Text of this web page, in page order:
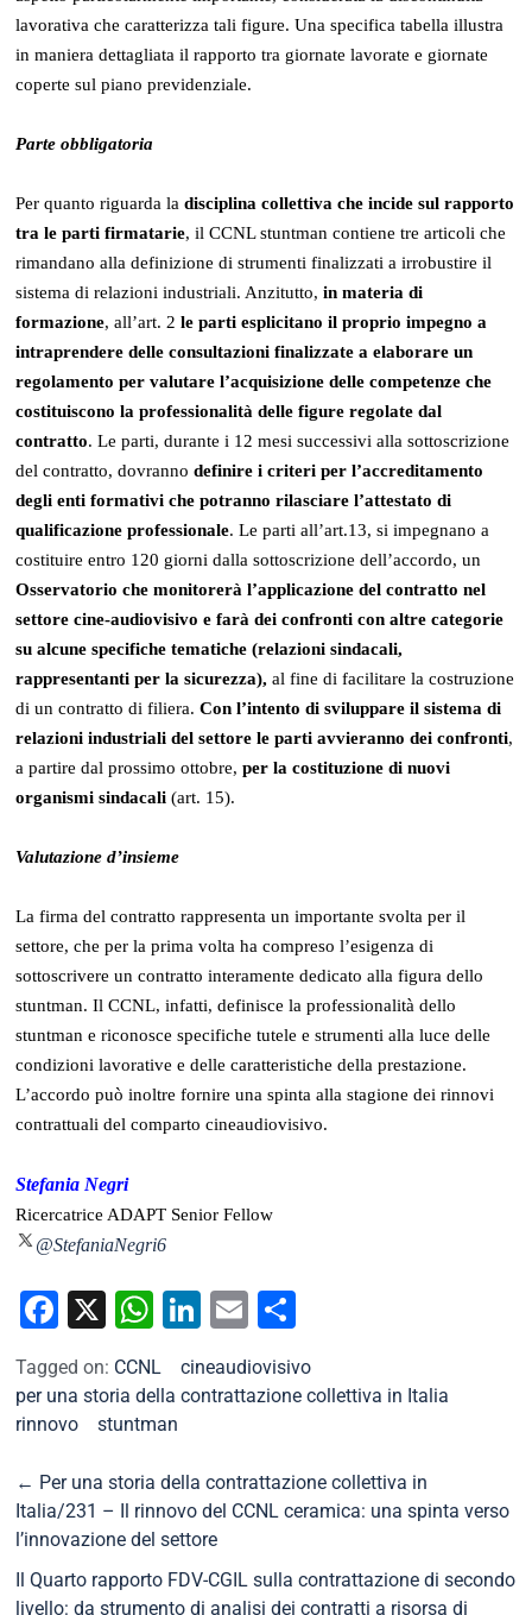
lavorativa che caratterizza tali figure. Una specifica tabella illustra
in maniera dettagliata il rapporto tra giornate lavorate e giornate
coperte sul piano previdenziale.
Parte obbligatoria
Per quanto riguarda ladisciplina collettiva che incide sul rapporto
tra le parti firmatarie, il CCNL stuntman contiene tre articoli che
rimandano alla definizione di strumenti finalizzati a irrobustire il
sistema di relazioni industriali. Anzitutto,in materia di
formazione, all’art. 2le parti esplicitano il proprio impegno a
intraprendere delle consultazioni finalizzate a elaborare un
regolamento per valutare l’acquisizione delle competenze che
costituiscono la professionalità delle figure regolate dal
contratto. Le parti, durante i 12 mesi successivi alla sottoscrizione
del contratto, dovrannodefinire i criteri per l’accreditamento
degli enti formativi che potranno rilasciare l’attestato di
qualificazione professionale. Le parti all’art.13, si impegnano a
costituire entro 120 giorni dalla sottoscrizione dell’accordo, un
Osservatorio che monitorerà l’applicazione del contratto nel
settore cine-audiovisivo e farà dei confronti con altre categorie
su alcune specifiche tematiche (relazioni sindacali,
rappresentanti per la sicurezza), al fine di facilitare la costruzione
di un contratto di filiera.Con l’intento di sviluppare il sistema di
relazioni industriali del settore le parti avvieranno dei confronti,
a partire dal prossimo ottobre,per la costituzione di nuovi
organismi sindacali (art. 15).
Valutazione d’insieme
La firma del contratto rappresenta un importante svolta per il
settore, che per la prima volta ha compreso l’esigenza di
sottoscrivere un contratto interamente dedicato alla figura dello
stuntman. Il CCNL, infatti, definisce la professionalità dello
stuntman e riconosce specifiche tutele e strumenti alla luce delle
condizioni lavorative e delle caratteristiche della prestazione.
L’accordo può inoltre fornire una spinta alla stagione dei rinnovi
contrattuali del comparto cineaudiovisivo.
Stefania Negri
Ricercatrice ADAPT Senior Fellow
@StefaniaNegri6
Facebook
X WhatsApp
LinkedIn
Email
Tagged on: CCNL
cineaudiovisivo
per una storia della contrattazione collettiva in Italia
rinnovo
stuntman
← Per una storia della contrattazione collettiva in
Italia/231 – Il rinnovo del CCNL ceramica: una spinta verso
l’innovazione del settore
Il Quarto rapporto FDV-CGIL sulla contrattazione di secondo
livello: da strumento di analisi dei contratti a risorsa di